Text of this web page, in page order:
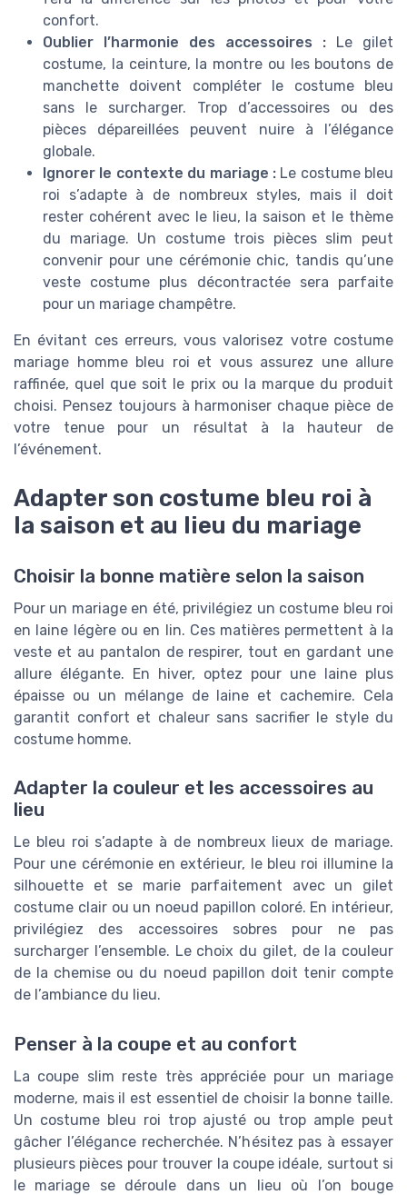
confort.
Oublier l’harmonie des accessoires : Le gilet
costume, la ceinture, la montre ou les boutons de
manchette doivent compléter le costume bleu
sans le surcharger. Trop d’accessoires ou des
pièces dépareillées peuvent nuire à l’élégance
globale.
Ignorer le contexte du mariage :Le costume bleu
roi s’adapte à de nombreux styles, mais il doit
rester cohérent avec le lieu, la saison et le thème
du mariage. Un costume trois pièces slim peut
convenir pour une cérémonie chic, tandis qu’une
veste costume plus décontractée sera parfaite
pour un mariage champêtre.
En évitant ces erreurs, vous valorisez votre costume
mariage homme bleu roi et vous assurez une allure
raffinée, quel que soit le prix ou la marque du produit
choisi. Pensez toujours à harmoniser chaque pièce de
votre tenue pour un résultat à la hauteur de
l’événement.
Adapter son costume bleu roi à
la saison et au lieu du mariage
Choisir la bonne matière selon la saison
Pour un mariage en été, privilégiez un costume bleu roi
en laine légère ou en lin. Ces matières permettent à la
veste et au pantalon de respirer, tout en gardant une
allure élégante. En hiver, optez pour une laine plus
épaisse ou un mélange de laine et cachemire. Cela
garantit confort et chaleur sans sacrifier le style du
costume homme.
Adapter la couleur et les accessoires au
lieu
Le bleu roi s’adapte à de nombreux lieux de mariage.
Pour une cérémonie en extérieur, le bleu roi illumine la
silhouette et se marie parfaitement avec un gilet
costume clair ou un noeud papillon coloré. En intérieur,
privilégiez des accessoires sobres pour ne pas
surcharger l’ensemble. Le choix du gilet, de la couleur
de la chemise ou du noeud papillon doit tenir compte
de l’ambiance du lieu.
Penser à la coupe et au confort
La coupe slim reste très appréciée pour un mariage
moderne, mais il est essentiel de choisir la bonne taille.
Un costume bleu roi trop ajusté ou trop ample peut
gâcher l’élégance recherchée. N’hésitez pas à essayer
plusieurs pièces pour trouver la coupe idéale, surtout si
le mariage se déroule dans un lieu où l’on bouge